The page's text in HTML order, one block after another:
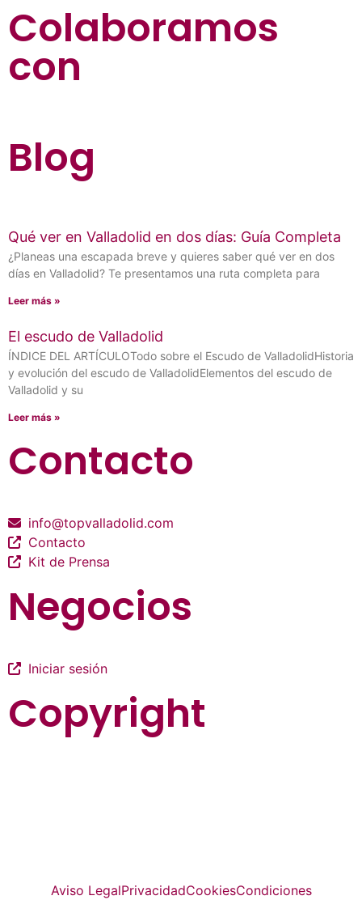
Colaboramos
con
Blog
Qué ver en Valladolid en dos días: Guía Completa
¿Planeas una escapada breve y quieres saber qué ver en dos
días en Valladolid? Te presentamos una ruta completa para
Leer más »
El escudo de Valladolid
ÍNDICE DEL ARTÍCULOTodo sobre el Escudo de ValladolidHistoria
y evolución del escudo de ValladolidElementos del escudo de
Valladolid y su
Leer más »
Contacto
info@topvalladolid.com
Contacto
Kit de Prensa
Negocios
Iniciar sesión
Copyright
Aviso LegalPrivacidadCookiesCondiciones